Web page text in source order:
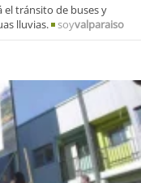
el tránsito de buses y
lluvias.
soyvalparaiso